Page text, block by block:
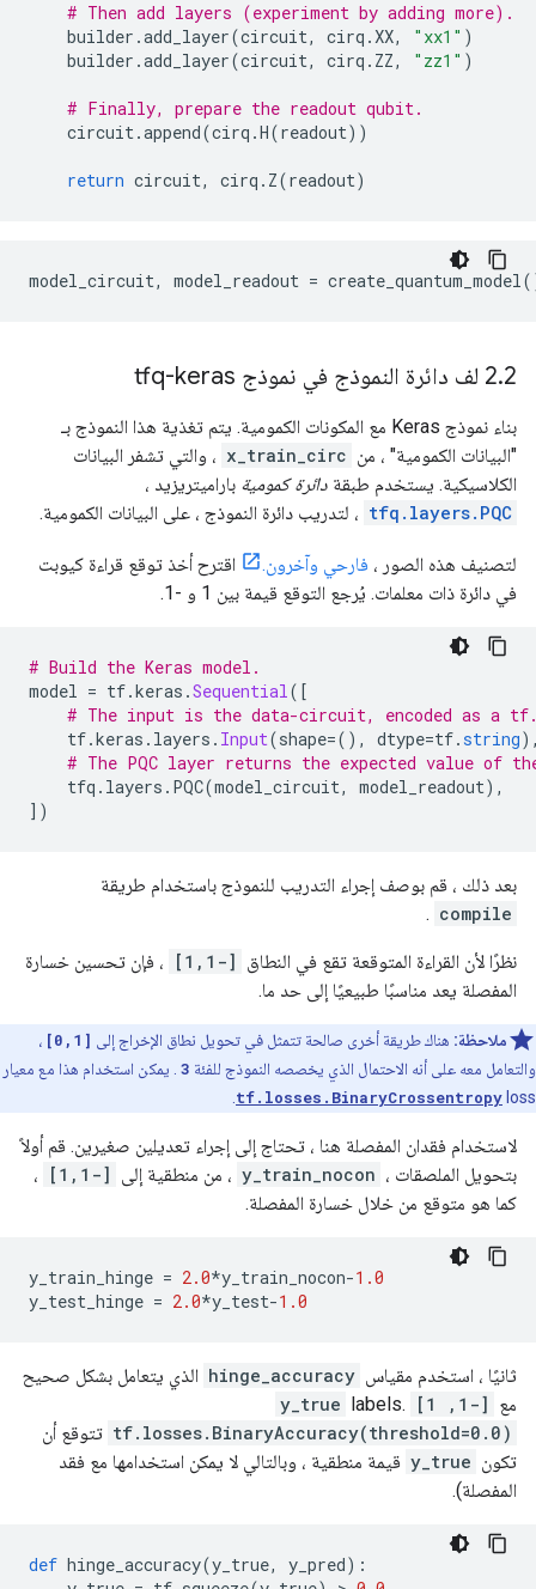
# Then add layers (experiment by adding more).
builder .add_layer(circuit, cirq .XX, "xx1" )
builder .add_layer(circuit, cirq . ZZ, "zz1" )
# Finally, prepare the readout qubit.
circuit.append(cirq .H(readout))
return circuit, cirq . Z(readout)
model_circuit, model_readout = create_quantum_model
2.2 لف دائرة النموذج في نموذج tfq-keras
بناء نموذج Keras مع المكونات الكمومية. يتم تغذية هذا النموذج بـ
"البيانات الكمومية" ، من x_train_circ ، والتي تشفر البيانات
الكلاسيكية. يستخدم طبقة دائرة كمومية باراميتريزيد ،
tfq.layers.PQC ، لتدريب دائرة النموذج ، على البيانات الكمومية.
لتصنيف هذه الصور ، فارحي وآخرون.
اقترح أخذ توقع قراءة كيوبت
في دائرة ذات معلمات. يُرجع التوقع قيمة بين 1 و -1.
# Build the Keras model.
model = tf.keras .Sequential([
# The input is the data-circuit, encoded as a
tf.keras . layers . Input(shape=(), dtype=tf.string
# The PQC layer returns the expected value of
tfq . layers . PQC(model_circuit, model_readout),
])
بعد ذلك ، قم بوصف إجراء التدريب للنموذج باستخدام طريقة
compile
.
نظرًا لأن القراءة المتوقعة تقع في النطاق [-1,1]
، فإن تحسين خسارة
المفصلة يعد مناسبًا طبيعيًا إلى حد ما.
ملاحظة: هناك طريقة أخرى صالحة تتمثل في تحويل نطاق الإخراج إلى [0,1]
،
والتعامل معه على أنه الاحتمال الذي يخصصه النموذج للفئة 3 . يمكن استخدام هذا مع معيار
tf.losses.BinaryCrossentropy loss.
لاستخدام فقدان المفصلة هنا ، تحتاج إلى إجراء تعديلين صغيرين. قم أولاً
بتحويل الملصقات ، y_train_nocon ، من منطقية إلى [-1,1]
،
كما هو متوقع من خلال خسارة المفصلة.
y_train_hinge = 2.0*y_train_nocon-1.0
y_test_hinge = 2.0*y_test-1.0
ثانيًا ، استخدم مقياس hinge_accuracy الذي يتعامل بشكل صحيح
مع [-1, 1]
y_true labels.
tf.losses.BinaryAccuracy(threshold=0.0) تتوقع أن
تكون y_true قيمة منطقية ، وبالتالي لا يمكن استخدامها مع فقد
المفصلة).
def hinge_accuracy(y_true, y_pred):